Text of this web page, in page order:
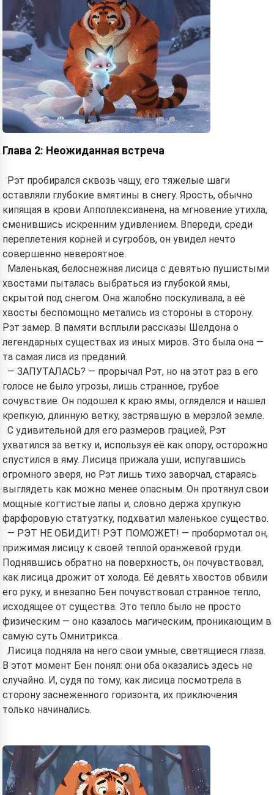
Глава 2: Неожиданная встреча
Рэт пробирался сквозь чащу, его тяжелые шаги
оставляли глубокие вмятины в снегу. Ярость, обычно
кипящая в крови Аппоплексианена, на мгновение утихла,
сменившись искренним удивлением. Впереди, среди
переплетения корней и сугробов, он увидел нечто
совершенно невероятное.
Маленькая, белоснежная лисица с девятью пушистыми
хвостами пыталась выбраться из глубокой ямы,
скрытой под снегом. Она жалобно поскуливала, а её
хвосты беспомощно метались из стороны в сторону.
Рэт замер. В памяти всплыли рассказы Шелдона о
легендарных существах из иных миров. Это была она —
та самая лиса из преданий.
— ЗАПУТАЛАСЬ? — прорычал Рэт, но на этот раз в его
голосе не было угрозы, лишь странное, грубое
сочувствие. Он подошел к краю ямы, огляделся и нашел
крепкую, длинную ветку, застрявшую в мерзлой земле.
С удивительной для его размеров грацией, Рэт
ухватился за ветку и, используя её как опору, осторожно
спустился в яму. Лисица прижала уши, испугавшись
огромного зверя, но Рэт лишь тихо заворчал, стараясь
выглядеть как можно менее опасным. Он протянул свои
мощные когтистые лапы и, словно держа хрупкую
фарфоровую статуэтку, подхватил маленькое существо.
— РЭТ НЕ ОБИДИТ! РЭТ ПОМОЖЕТ! — пробормотал он,
прижимая лисицу к своей теплой оранжевой груди.
Поднявшись обратно на поверхность, он почувствовал,
как лисица дрожит от холода. Её девять хвостов обвили
его руку, и внезапно Бен почувствовал странное тепло,
исходящее от существа. Это тепло было не просто
физическим — оно казалось магическим, проникающим в
самую суть Омнитрикса.
Лисица подняла на него свои умные, светящиеся глаза.
В этот момент Бен понял: они оба оказались здесь не
случайно. И, судя по тому, как лисица посмотрела в
сторону заснеженного горизонта, их приключения
только начинались.